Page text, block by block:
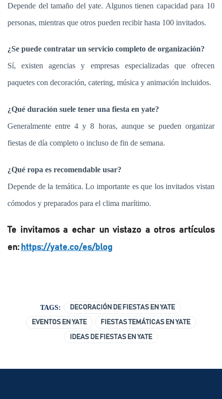
Depende del tamaño del yate. Algunos tienen capacidad para 10
personas, mientras que otros pueden recibir hasta 100 invitados.
¿Se puede contratar un servicio completo de organización?
Sí, existen agencias y empresas especializadas que ofrecen
paquetes con decoración, catering, música y animación incluidos.
¿Qué duración suele tener una fiesta en yate?
Generalmente entre 4 y 8 horas, aunque se pueden organizar
fiestas de día completo o incluso de fin de semana.
¿Qué ropa es recomendable usar?
Depende de la temática. Lo importante es que los invitados vistan
cómodos y preparados para el clima marítimo.
Te invitamos a echar un vistazo a otros artículos
en: https://yate.co/es/blog
TAGS: DECORACIÓN DE FIESTAS EN YATE
EVENTOS EN YATE FIESTAS TEMÁTICAS EN YATE
IDEAS DE FIESTAS EN YATE